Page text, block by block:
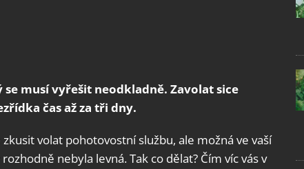
musí vyřešit neodkladně. Zavolat sice
čas až za tři dny.
volat pohotovostní službu, ale možná ve vaší
nebyla levná. Tak co dělat? Čím víc vás v